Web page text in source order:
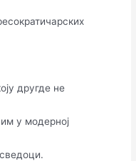
другде не
у модерној